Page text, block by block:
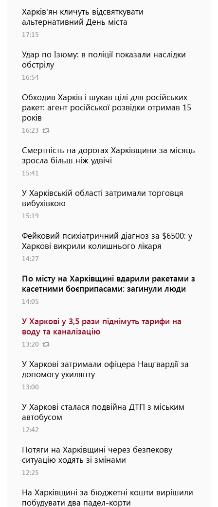
Харків'ян кличуть відсвяткувати
альтернативний День міста
17:15
Удар по Ізюму: в поліції показали наслідки
обстрілу
16:54
Обходив Харків і шукав цілі для російських
ракет: агент російської розвідки отримав 15
років
16:23
Смертність на дорогах Харківщини за місяць
зросла більш ніж удвічі
15:41
У Харківській області затримали торговця
вибухівкою
15:19
Фейковий психіатричний діагноз за $6500: у
Харкові викрили колишнього лікаря
14:27
По місту на Харківщині вдарили ракетами з
касетними боєприпасами: загинули люди
14:05
У Харкові у 3,5 рази піднімуть тарифи на
воду та каналізацію
13:20
У Харкові затримали офіцера Нацгвардії за
допомогу ухилянту
13:00
У Харкові сталася подвійна ДТП з міським
автобусом
12:42
Потяги на Харківщині через безпекову
ситуацію ходять зі змінами
12:25
На Харківщині за бюджетні кошти вирішили
побудувати два падел-корти